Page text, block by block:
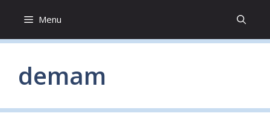
content
Menu
demam